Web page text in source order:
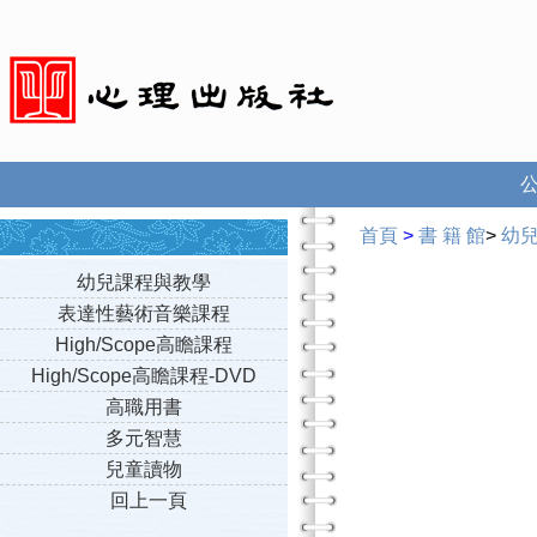
幼兒課程與教學
表達性藝術音樂課程
High/Scope高瞻課程
High/Scope高瞻課程-DVD
高職用書
多元智慧
兒童讀物
回上一頁
首頁 > 書 籍 館> 幼